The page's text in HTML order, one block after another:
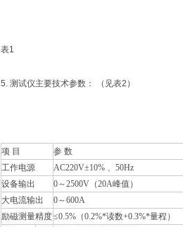
表1
5. 测试仪主要技术参数： （见表2）
项 目
参 数
工作电源
AC220V±10% 、50Hz
设备输出
0～2500V（20A峰值）
大电流输出
0～600A
励磁测量精度≤0.5%（0.2%*读数+0.3%*量程）